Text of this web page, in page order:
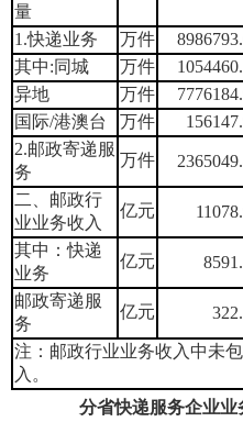
量
1.快递业务 万件
其中:同城
万件
异地
万件
国际/港澳台
万件
2.邮政寄递服
务
万件
二、邮政行
业业务收入
亿元
其中：快递
业务
亿元
邮政寄递服
务
亿元
注：邮政行业业务收入中未
入。
分省快递服务企业